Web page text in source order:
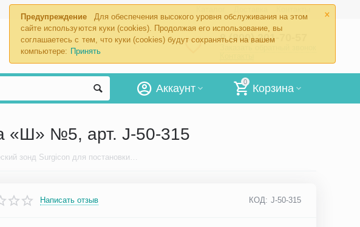
×
Предупреждение
Для обеспечения высокого уровня обслуживания на этом
сайте используются куки (cookies). Продолжая его использование, вы
соглашаетесь с тем, что куки (cookies) будут сохраняться на вашем
компьютере: Принять
8 (800) 201-70-57
0
Корзина
Аккаунт
«Ш» №5, арт. J-50-315
Логопедический зонд Surgicon для постановки звука «Ш» №5, арт. J-50-315
Написать отзыв КОД: J-50-315